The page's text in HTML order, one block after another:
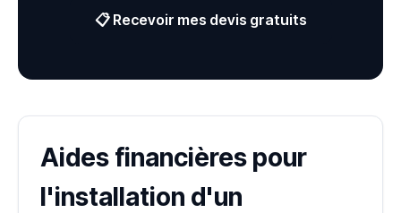
📋 Recevoir mes devis gratuits
Aides financières pour
l'installation d'un